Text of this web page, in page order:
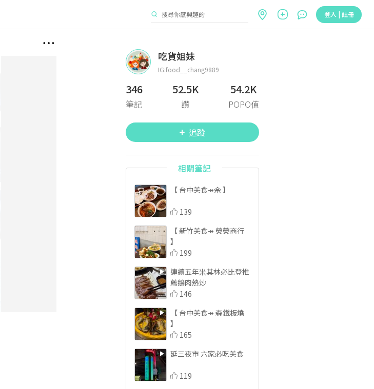
登入 | 註冊
吃貨姐妹
IG:food__chang9889
346
筆記
52.5K
讚
54.2K
POPO值
追蹤
相關筆記
【 台中美食↠佘 】
139
【 新竹美食↠ 熒熒商行
】
199
連續五年米其林必比登推
薦鵝肉熱炒
146
【 台中美食↠ 森鐵板燒
】
165
延三夜市 六家必吃美食
119